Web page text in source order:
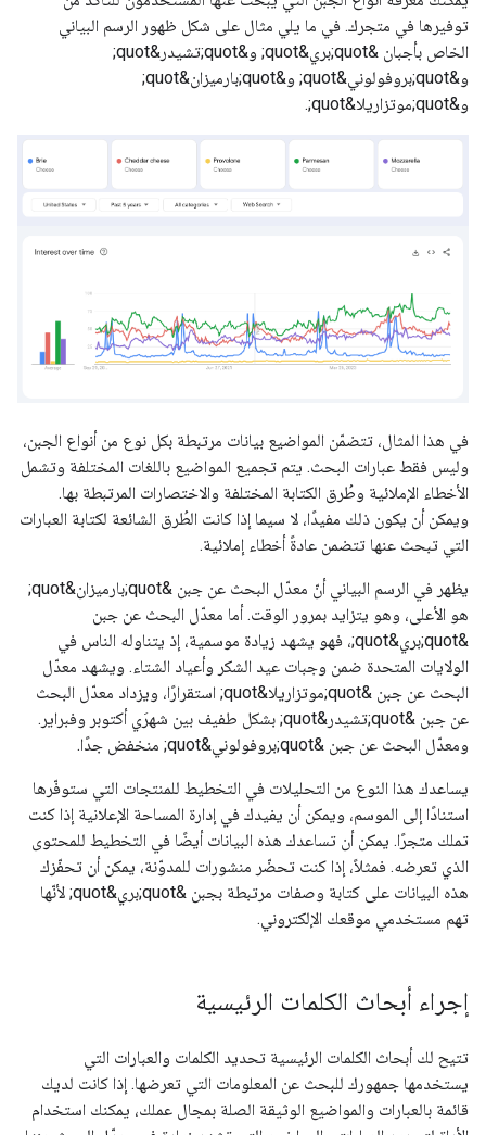
توفيرها في متجرك. في ما يلي مثال على شكل ظهور الرسم البياني
الخاص بأجبان &quot;بري&quot; و&quot;تشيدر&quot;
و&quot;بروفولوني&quot; و&quot;بارميزان&quot;
و&quot;موتزاريلا&quot;.
في هذا المثال، تتضمّن المواضيع بيانات مرتبطة بكل نوع من أنواع الجبن،
وليس فقط عبارات البحث. يتم تجميع المواضيع باللغات المختلفة وتشمل
الأخطاء الإملائية وطُرق الكتابة المختلفة والاختصارات المرتبطة بها.
ويمكن أن يكون ذلك مفيدًا، لا سيما إذا كانت الطُرق الشائعة لكتابة العبارات
التي تبحث عنها تتضمن عادةً أخطاء إملائية.
يظهر في الرسم البياني أنّ معدّل البحث عن جبن &quot;بارميزان&quot;
هو الأعلى، وهو يتزايد بمرور الوقت. أما معدّل البحث عن جبن
&quot;بري&quot;، فهو يشهد زيادة موسمية، إذ يتناوله الناس في
الولايات المتحدة ضمن وجبات عيد الشكر وأعياد الشتاء. ويشهد معدّل
البحث عن جبن &quot;موتزاريلا&quot; استقرارًا، ويزداد معدّل البحث
عن جبن &quot;تشيدر&quot; بشكل طفيف بين شهرَي أكتوبر وفبراير.
ومعدّل البحث عن جبن &quot;بروفولوني&quot; منخفض جدًا.
يساعدك هذا النوع من التحليلات في التخطيط للمنتجات التي ستوفّرها
استنادًا إلى الموسم، ويمكن أن يفيدك في إدارة المساحة الإعلانية إذا كنت
تملك متجرًا. يمكن أن تساعدك هذه البيانات أيضًا في التخطيط للمحتوى
الذي تعرضه. فمثلاً، إذا كنت تحضّر منشورات للمدوّنة، يمكن أن تحفّزك
هذه البيانات على كتابة وصفات مرتبطة بجبن &quot;بري&quot; لأنّها
تهم مستخدمي موقعك الإلكتروني.
إجراء أبحاث الكلمات الرئيسية
تتيح لك أبحاث الكلمات الرئيسية تحديد الكلمات والعبارات التي
يستخدمها جمهورك للبحث عن المعلومات التي تعرضها. إذا كانت لديك
قائمة بالعبارات والمواضيع الوثيقة الصلة بمجال عملك، يمكنك استخدام